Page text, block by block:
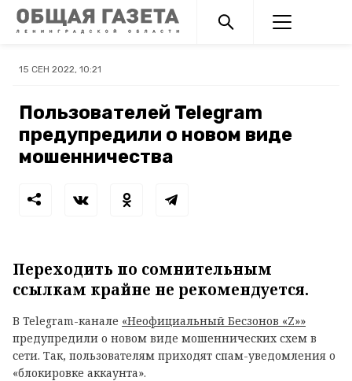
15 СЕН 2022, 10:21
Пользователей Telegram
предупредили о новом виде
мошенничества
Переходить по сомнительным
ссылкам крайне не рекомендуется.
В Telegram-канале «Неофициальный Бесзонов «Z»»
предупредили о новом виде мошеннических схем в
сети. Так, пользователям приходят спам-уведомления о
«блокировке аккаунта».